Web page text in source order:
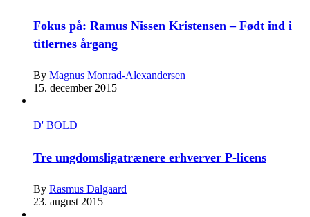
Fokus på: Ramus Nissen Kristensen – Født ind i
titlernes årgang
By Magnus Monrad-Alexandersen
15. december 2015
D' BOLD
Tre ungdomsligatrænere erhverver P-licens
By Rasmus Dalgaard
23. august 2015